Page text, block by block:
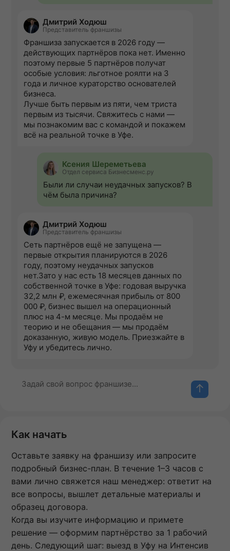
Дмитрий Ходюш
Представитель франшизы
Франшиза запускается в 2026 году —
действующих партнёров пока нет. Именно
поэтому первые 5 партнёров получат
особые условия: льготное роялти на 3
года и личное кураторство основателей
бизнеса.
Лучше быть первым из пяти, чем триста
первым из тысячи. Свяжитесь с нами —
мы познакомим вас с командой и покажем
всё на реальной точке в Уфе.
Ксения Шереметьева
Отдел сервиса Бизнесменс.ру
Были ли случаи неудачных запусков? В
чём была причина?
Дмитрий Ходюш
Представитель франшизы
Сеть партнёров ещё не запущена —
первые открытия планируются в 2026
году, поэтому неудачных запусков
нет.Зато у нас есть 18 месяцев данных по
собственной точке в Уфе: годовая выручка
32,2 млн ₽, ежемесячная прибыль от 800
000 ₽, бизнес вышел на операционный
плюс на 4-м месяце. Мы продаём не
теорию и не обещания — мы продаём
доказанную, живую модель. Приезжайте в
Уфу и убедитесь лично.
Как начать
Оставьте заявку на франшизу или запросите
подробный бизнес-план. В течение 1–3 часов с
вами лично свяжется наш менеджер: ответит на
все вопросы, вышлет детальные материалы и
образец договора.
Когда вы изучите информацию и примете
решение — оформим партнёрство за 1 рабочий
день. Следующий шаг: выезд в Уфу на Интенсив